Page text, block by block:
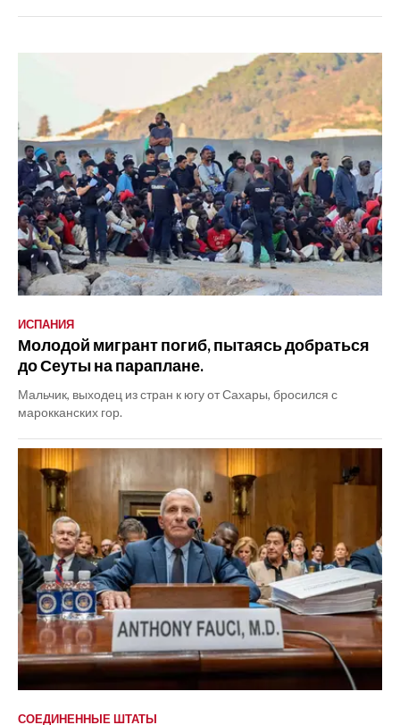
ИСПАНИЯ
Молодой мигрант погиб, пытаясь добраться
до Сеуты на параплане.
Мальчик, выходец из стран к югу от Сахары, бросился с
марокканских гор.
СОЕДИНЕННЫЕ ШТАТЫ